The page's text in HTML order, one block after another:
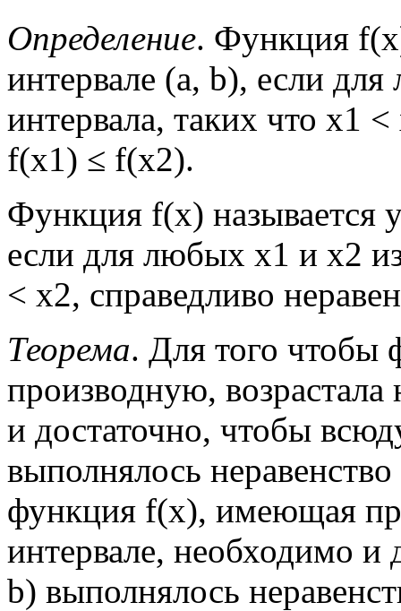
Определение. Функция
интервале (а, b), если
интервала, таких что х1
f(x1) ≤ f(x2).
Функция f(x) называется
если для любых х1 и х2
< х2, справедливо
Теорема. Для того
производную,
и достаточно, чтобы
выполнялось
функция f(x), имеющая
интервале, необходимо и
b) выполнялось